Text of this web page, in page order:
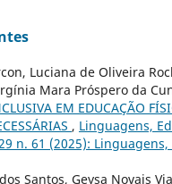
Luciana de Oliveira
Mara Próspero da
EM EDUCAÇÃO
, Linguagens,
n. 61 (2025): Linguagens,
Santos, Geysa Novais